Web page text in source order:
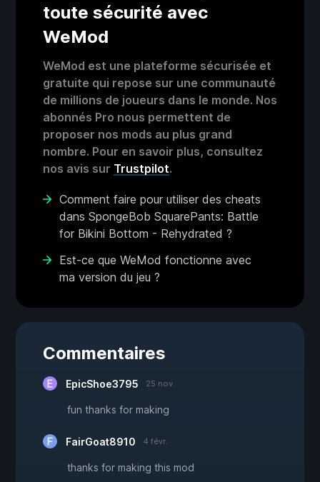
toute sécurité avec
WeMod
WeMod est une plateforme sécurisée et
gratuite qui repose sur une communauté
de millions de joueurs dans le monde. Nos
abonnés Pro nous permettent de
proposer nos mods au plus grand
nombre. Pour en savoir plus, consultez
nos avis sur Trustpilot.
Comment faire pour utiliser des cheats
dans SpongeBob SquarePants: Battle
for Bikini Bottom - Rehydrated ?
Est-ce que WeMod fonctionne avec
ma version du jeu ?
Commentaires
EpicShoe3795 25 nov.
fun thanks for making
FairGoat8910 4 févr.
thanks for making this mod